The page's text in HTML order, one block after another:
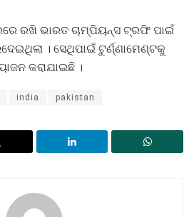
ରଖି ଭାରତ ଚାମ୍ପିୟନ୍ସ ଟ୍ରଫି ପାଇଁ
। ସେଥିପାଇଁ ଟୁର୍ଣ୍ଣାମେଣ୍ଟକୁ
କରାଯାଇଛି ।
india pakistan